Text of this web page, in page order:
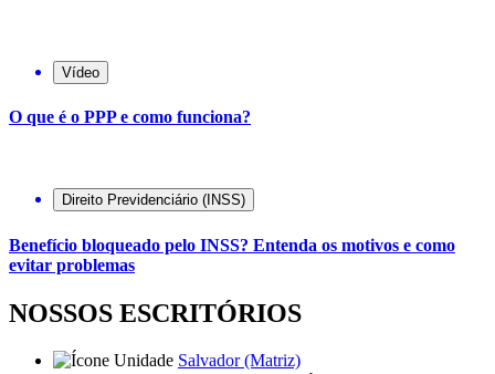
Vídeo
O que é o PPP e como funciona?
Direito Previdenciário (INSS)
Benefício bloqueado pelo INSS? Entenda os motivos e como
evitar problemas
NOSSOS ESCRITÓRIOS
Salvador (Matriz)